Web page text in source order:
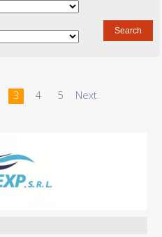
3 4 5 Next